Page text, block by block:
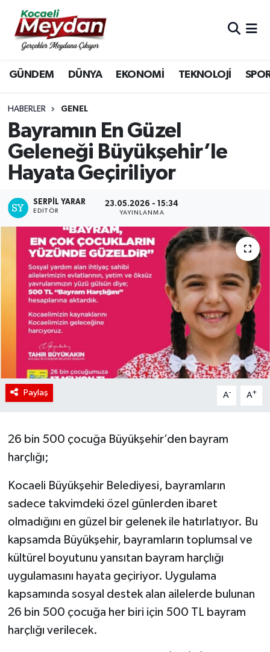
GÜNDEM DÜNYA EKONOMİ TEKNOLOJİ
HABERLER GENEL
Bayramın En Güzel
Geleneği Büyükşehir’le
Hayata Geçiriliyor
SERPİL YARAR
EDITÖR
23.05.2026 - 15:34
YAYINLANMA
Paylaş A- A+
26 bin 500 çocuğa Büyükşehir’den bayram
harçlığı;
Kocaeli Büyükşehir Belediyesi, bayramların
sadece takvimdeki özel günlerden ibaret
olmadığını en güzel bir gelenek ile hatırlatıyor. Bu
kapsamda Büyükşehir, bayramların toplumsal ve
kültürel boyutunu yansıtan bayram harçlığı
uygulamasını hayata geçiriyor. Uygulama
kapsamında sosyal destek alan ailelerde bulunan
26 bin 500 çocuğa her biri için 500 TL bayram
harçlığı verilecek.
Nöbetçi Eczaneler
Hava Durumu
Trafik Durumu
Süper Lig Puan Durumu ve Fikstür
Tüm Manşetler
Son Dakika Haberleri
Haber Arşivi